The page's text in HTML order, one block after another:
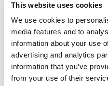
This website uses cookies
We use cookies to
media features and to
information about your use
advertising and analytics
information that you’ve
from your use of their
mjestu koje upućuje na
Veles je podzemni bog,
strane rijeke“, te bog
zbog čega je upravo sv.
zaštitnik putnika, njegova
Careva posla